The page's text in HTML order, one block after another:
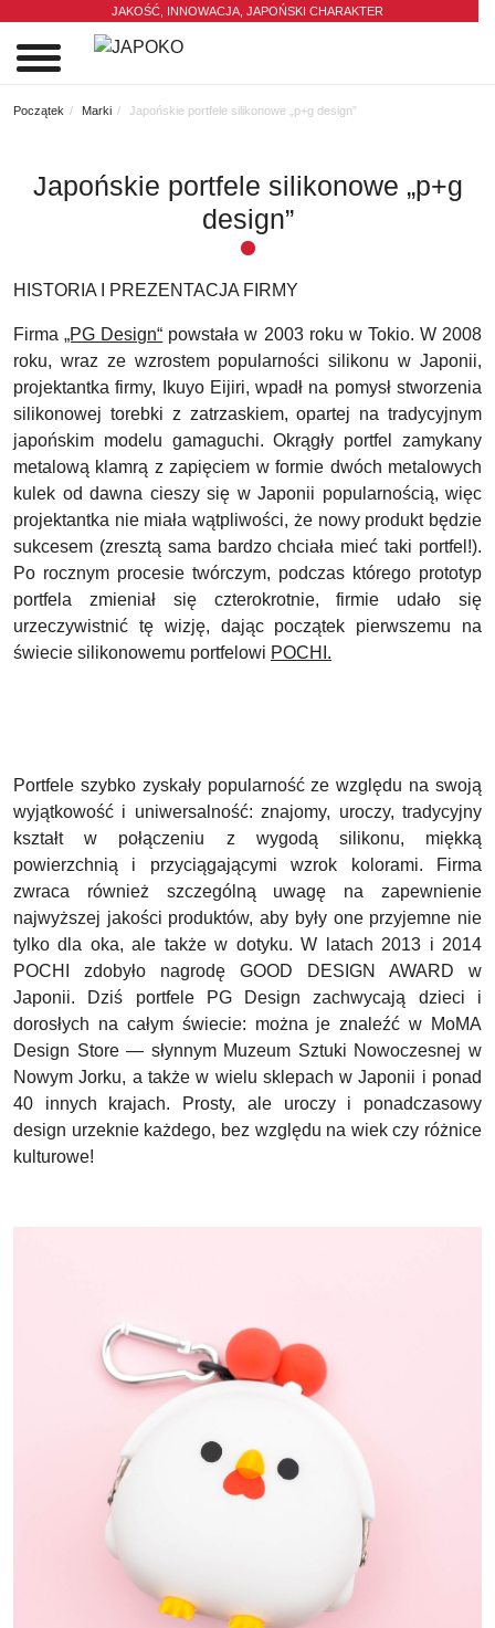
JAKOŚĆ, INNOWACJA, JAPOŃSKI CHARAKTER
Początek Marki Japońskie portfele silikonowe „p+g design”
Japońskie portfele silikonowe „p+g
design”
HISTORIA I PREZENTACJA FIRMY
Firma„PG Design“ powstała w 2003 roku w Tokio. W 2008
roku, wraz ze wzrostem popularności silikonu w Japonii,
projektantka firmy, Ikuyo Eijiri, wpadł na pomysł stworzenia
silikonowej torebki z zatrzaskiem, opartej na tradycyjnym
japońskim modelu gamaguchi. Okrągły portfel zamykany
metalową klamrą z zapięciem w formie dwóch metalowych
kulek od dawna cieszy się w Japonii popularnością, więc
projektantka nie miała wątpliwości, że nowy produkt będzie
sukcesem (zresztą sama bardzo chciała mieć taki portfel!).
Po rocznym procesie twórczym, podczas którego prototyp
portfela zmieniał się czterokrotnie, firmie udało się
urzeczywistnić tę wizję, dając początek pierwszemu na
świecie silikonowemu portfelowi POCHI.
Portfele szybko zyskały popularność ze względu na swoją
wyjątkowość i uniwersalność: znajomy, uroczy, tradycyjny
kształt w połączeniu z wygodą silikonu, miękką
powierzchnią i przyciągającymi wzrok kolorami. Firma
zwraca również szczególną uwagę na zapewnienie
najwyższej jakości produktów, aby były one przyjemne nie
tylko dla oka, ale także w dotyku. W latach 2013 i 2014
POCHI zdobyło nagrodę GOOD DESIGN AWARD w
Japonii. Dziś portfele PG Design zachwycają dzieci i
dorosłych na całym świecie: można je znaleźć w MoMA
Design Store — słynnym Muzeum Sztuki Nowoczesnej w
Nowym Jorku, a także w wielu sklepach w Japonii i ponad
40 innych krajach. Prosty, ale uroczy i ponadczasowy
design urzeknie każdego, bez względu na wiek czy różnice
kulturowe!